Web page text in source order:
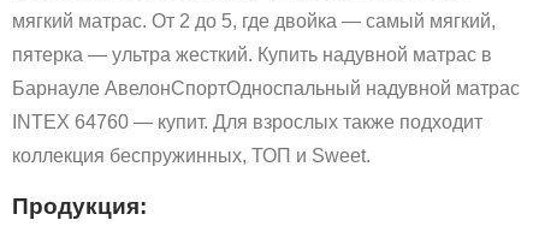
мягкий матрас. От 2 до 5, где двойка — самый мягкий,
пятерка — ультра жесткий. Купить надувной матрас в
Барнауле АвелонСпортОдноспальный надувной матрас
INTEX 64760 — купит. Для взрослых также подходит
коллекция беспружинных, ТОП и Sweet.
Продукция: